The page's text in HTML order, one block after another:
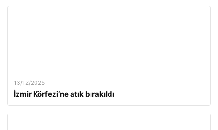
13/12/2025
İzmir Körfezi’ne atık bırakıldı